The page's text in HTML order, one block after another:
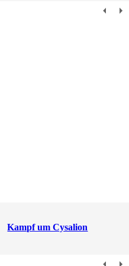
Kampf um Cysalion